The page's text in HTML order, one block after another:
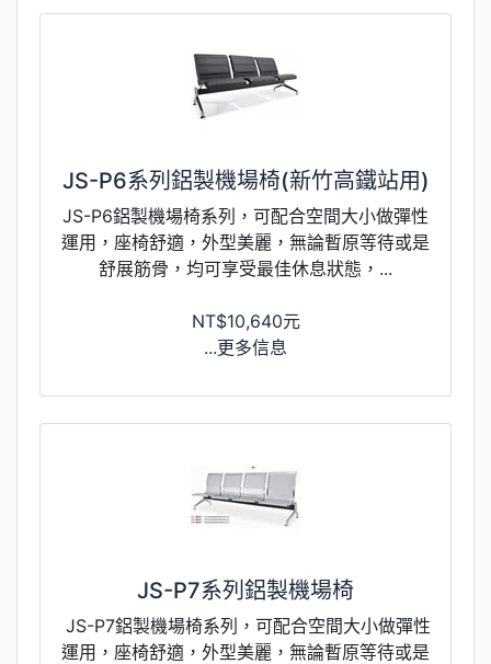
JS-P6系列鋁製機場椅(新竹高鐵站用)
JS-P6鋁製機場椅系列，可配合空間大小做彈性
運用，座椅舒適，外型美麗，無論暫原等待或是
舒展筋骨，均可享受最佳休息狀態，...
NT$10,640元
...更多信息
JS-P7系列鋁製機場椅
JS-P7鋁製機場椅系列，可配合空間大小做彈性
運用，座椅舒適，外型美麗，無論暫原等待或是